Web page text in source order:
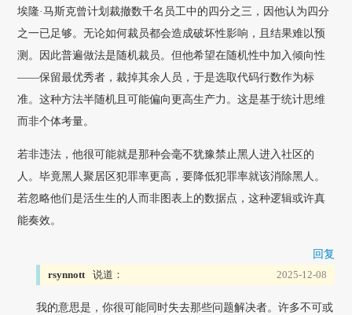
埃隆·马斯克曾计划裁撤数千名员工中的四分之三，因他认为四分
之一已足够。无论如何裁员都会造成破坏性影响，且结果难以预
测。因此普遍做法是随机裁员。但他希望在随机性中加入倾向性
——保留最优秀者，裁掉其余人员，于是选取代码行数作为标
准。这种方法半随机且可能偏向更高生产力。这是基于统计思维
而非个体考量。
若非违法，他很可能就是那种会毫不犹豫禁止黑人进入社区的
人。毕竟黑人聚居区犯罪率更高，要降低犯罪率就该消除黑人。
若忽略他们是活生生的人而非图表上的数据点，这种逻辑或许真
能奏效。
回复
rsynnott 说道： 2025-12-08
我的意思是，你很可能同时失去那些问题解决者。许多不可或